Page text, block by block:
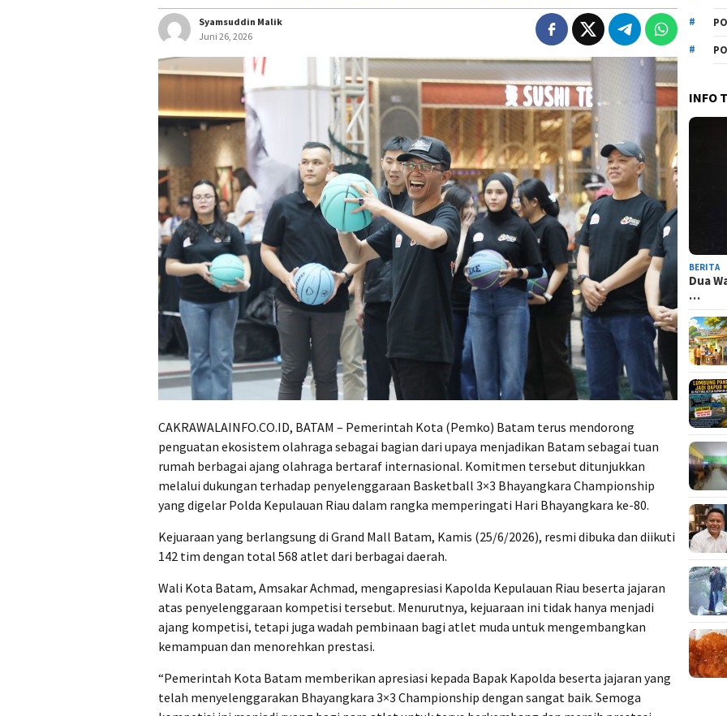
Syamsuddin Malik
Juni 26, 2026
CAKRAWALAINFO.CO.ID, BATAM – Pemerintah Kota (Pemko) Batam terus mendorong
penguatan ekosistem olahraga sebagai bagian dari upaya menjadikan Batam sebagai tuan
rumah berbagai ajang olahraga bertaraf internasional. Komitmen tersebut ditunjukkan
melalui dukungan terhadap penyelenggaraan Basketball 3×3 Bhayangkara Championship
yang digelar Polda Kepulauan Riau dalam rangka memperingati Hari Bhayangkara ke-80.
Kejuaraan yang berlangsung di Grand Mall Batam, Kamis (25/6/2026), resmi dibuka dan diikuti
142 tim dengan total 568 atlet dari berbagai daerah.
Wali Kota Batam, Amsakar Achmad, mengapresiasi Kapolda Kepulauan Riau beserta jajaran
atas penyelenggaraan kompetisi tersebut. Menurutnya, kejuaraan ini tidak hanya menjadi
ajang kompetisi, tetapi juga wadah pembinaan bagi atlet muda untuk mengembangkan
kemampuan dan menorehkan prestasi.
“Pemerintah Kota Batam memberikan apresiasi kepada Bapak Kapolda beserta jajaran yang
telah menyelenggarakan Bhayangkara 3×3 Championship dengan sangat baik. Semoga
INFO
BERITA
Dua
…